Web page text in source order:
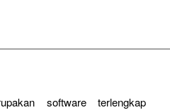
software terlengkap